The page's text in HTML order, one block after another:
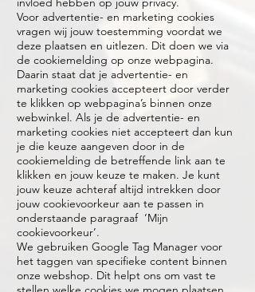
Voor advertentie- en marketing cookies
vragen wij jouw toestemming voordat we
deze plaatsen en uitlezen. Dit doen we via
de cookiemelding op onze webpagina.
Daarin staat dat je advertentie- en
marketing cookies accepteert door verder
te klikken op webpagina’s binnen onze
webwinkel. Als je de advertentie- en
marketing cookies niet accepteert dan kun
je die keuze aangeven door in de
cookiemelding de betreffende link aan te
klikken en jouw keuze te maken. Je kunt
jouw keuze achteraf altijd intrekken door
jouw cookievoorkeur aan te passen in
onderstaande paragraaf ‘Mijn
cookievoorkeur’.
We gebruiken Google Tag Manager voor
het taggen van specifieke content binnen
onze webshop. Dit helpt ons om vast te